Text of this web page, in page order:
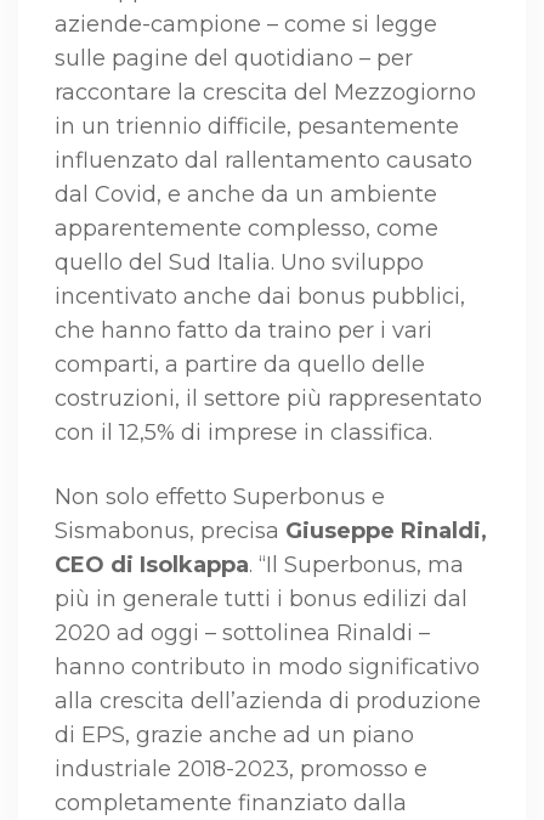
aziende-campione – come si legge
sulle pagine del quotidiano – per
raccontare la crescita del Mezzogiorno
in un triennio difficile, pesantemente
influenzato dal rallentamento causato
dal Covid, e anche da un ambiente
apparentemente complesso, come
quello del Sud Italia. Uno sviluppo
incentivato anche dai bonus pubblici,
che hanno fatto da traino per i vari
comparti, a partire da quello delle
costruzioni, il settore più rappresentato
con il 12,5% di imprese in classifica.
Non solo effetto Superbonus e
Sismabonus, precisa Giuseppe Rinaldi,
CEO di Isolkappa. “Il Superbonus, ma
più in generale tutti i bonus edilizi dal
2020 ad oggi – sottolinea Rinaldi –
hanno contributo in modo significativo
alla crescita dell’azienda di produzione
di EPS, grazie anche ad un piano
industriale 2018-2023, promosso e
completamente finanziato dalla